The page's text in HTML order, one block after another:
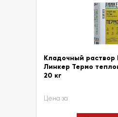
Кладочный раствор
Линкер Термо
20 кг
Цена за